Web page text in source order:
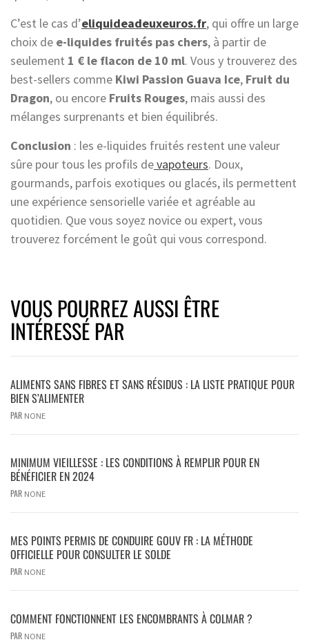
C’est le cas d’eliquideadeuxeuros.fr, qui offre un large
choix de e-liquides fruités pas chers, à partir de
seulement 1 € le flacon de 10 ml. Vous y trouverez des
best-sellers comme Kiwi Passion Guava Ice, Fruit du
Dragon, ou encore Fruits Rouges, mais aussi des
mélanges surprenants et bien équilibrés.
Conclusion : les e-liquides fruités restent une valeur
sûre pour tous les profils devapoteurs. Doux,
gourmands, parfois exotiques ou glacés, ils permettent
une expérience sensorielle variée et agréable au
quotidien. Que vous soyez novice ou expert, vous
trouverez forcément le goût qui vous correspond.
VOUS POURREZ AUSSI ÊTRE
INTÉRESSÉ PAR
ALIMENTS SANS FIBRES ET SANS RÉSIDUS : LA LISTE PRATIQUE POUR
BIEN S’ALIMENTER
PAR NONE
MINIMUM VIEILLESSE : LES CONDITIONS À REMPLIR POUR EN
BÉNÉFICIER EN 2024
PAR NONE
MES POINTS PERMIS DE CONDUIRE GOUV FR : LA MÉTHODE
OFFICIELLE POUR CONSULTER LE SOLDE
PAR NONE
COMMENT FONCTIONNENT LES ENCOMBRANTS À COLMAR ?
PAR NONE